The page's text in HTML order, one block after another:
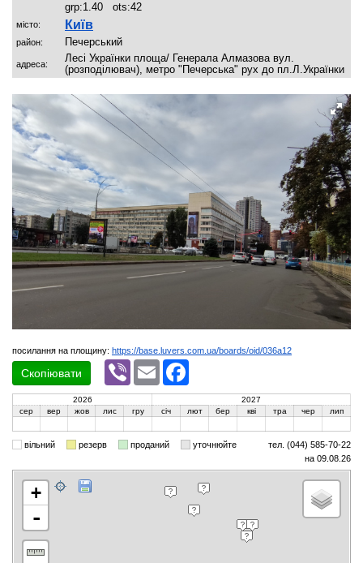
grp:1.40 ots:42
місто: Київ
район: Печерський
адреса:
Лесі Українки площа/ Генерала Алмазова вул.
(розподілювач), метро "Печерська" рух до пл.Л.Українки
посилання на площину: https://base.luvers.com.ua/boards/oid/036a12
Скопіювати
Viber Email
2026
2027
сер
вер жов лис гру січ лют бер кві тра чер лип
вільний резерв проданий уточнюйте
тел. (044) 585-70-22
на 09.08.26
+
-